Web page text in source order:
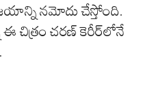
నమోదు చేస్తోంది.
ఈ చిత్రం చరణ్ కెరీర్‌లోనే